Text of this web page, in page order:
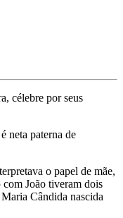
célebre por seus
neta paterna de
o papel de mãe,
João tiveram dois
Cândida nascida